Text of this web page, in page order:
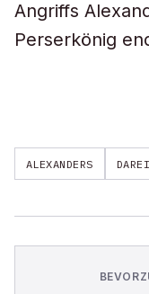
Angriffs
Perserkönig
ALEXANDERS